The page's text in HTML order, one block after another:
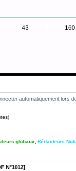
43 160
automatiquement lors
globaux Rédacteurs
N°1012]